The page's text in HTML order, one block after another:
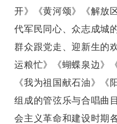
开》《黄河颂》《解放
代军民同心、众志成城
群众跟党走、迎新生的
运粮忙》《蝴蝶泉边》
《我为祖国献石油》《
组成的管弦乐与合唱曲
会主义革命和建设时期